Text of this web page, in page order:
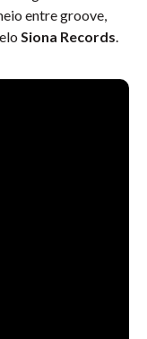
entre groove,
Siona Records.